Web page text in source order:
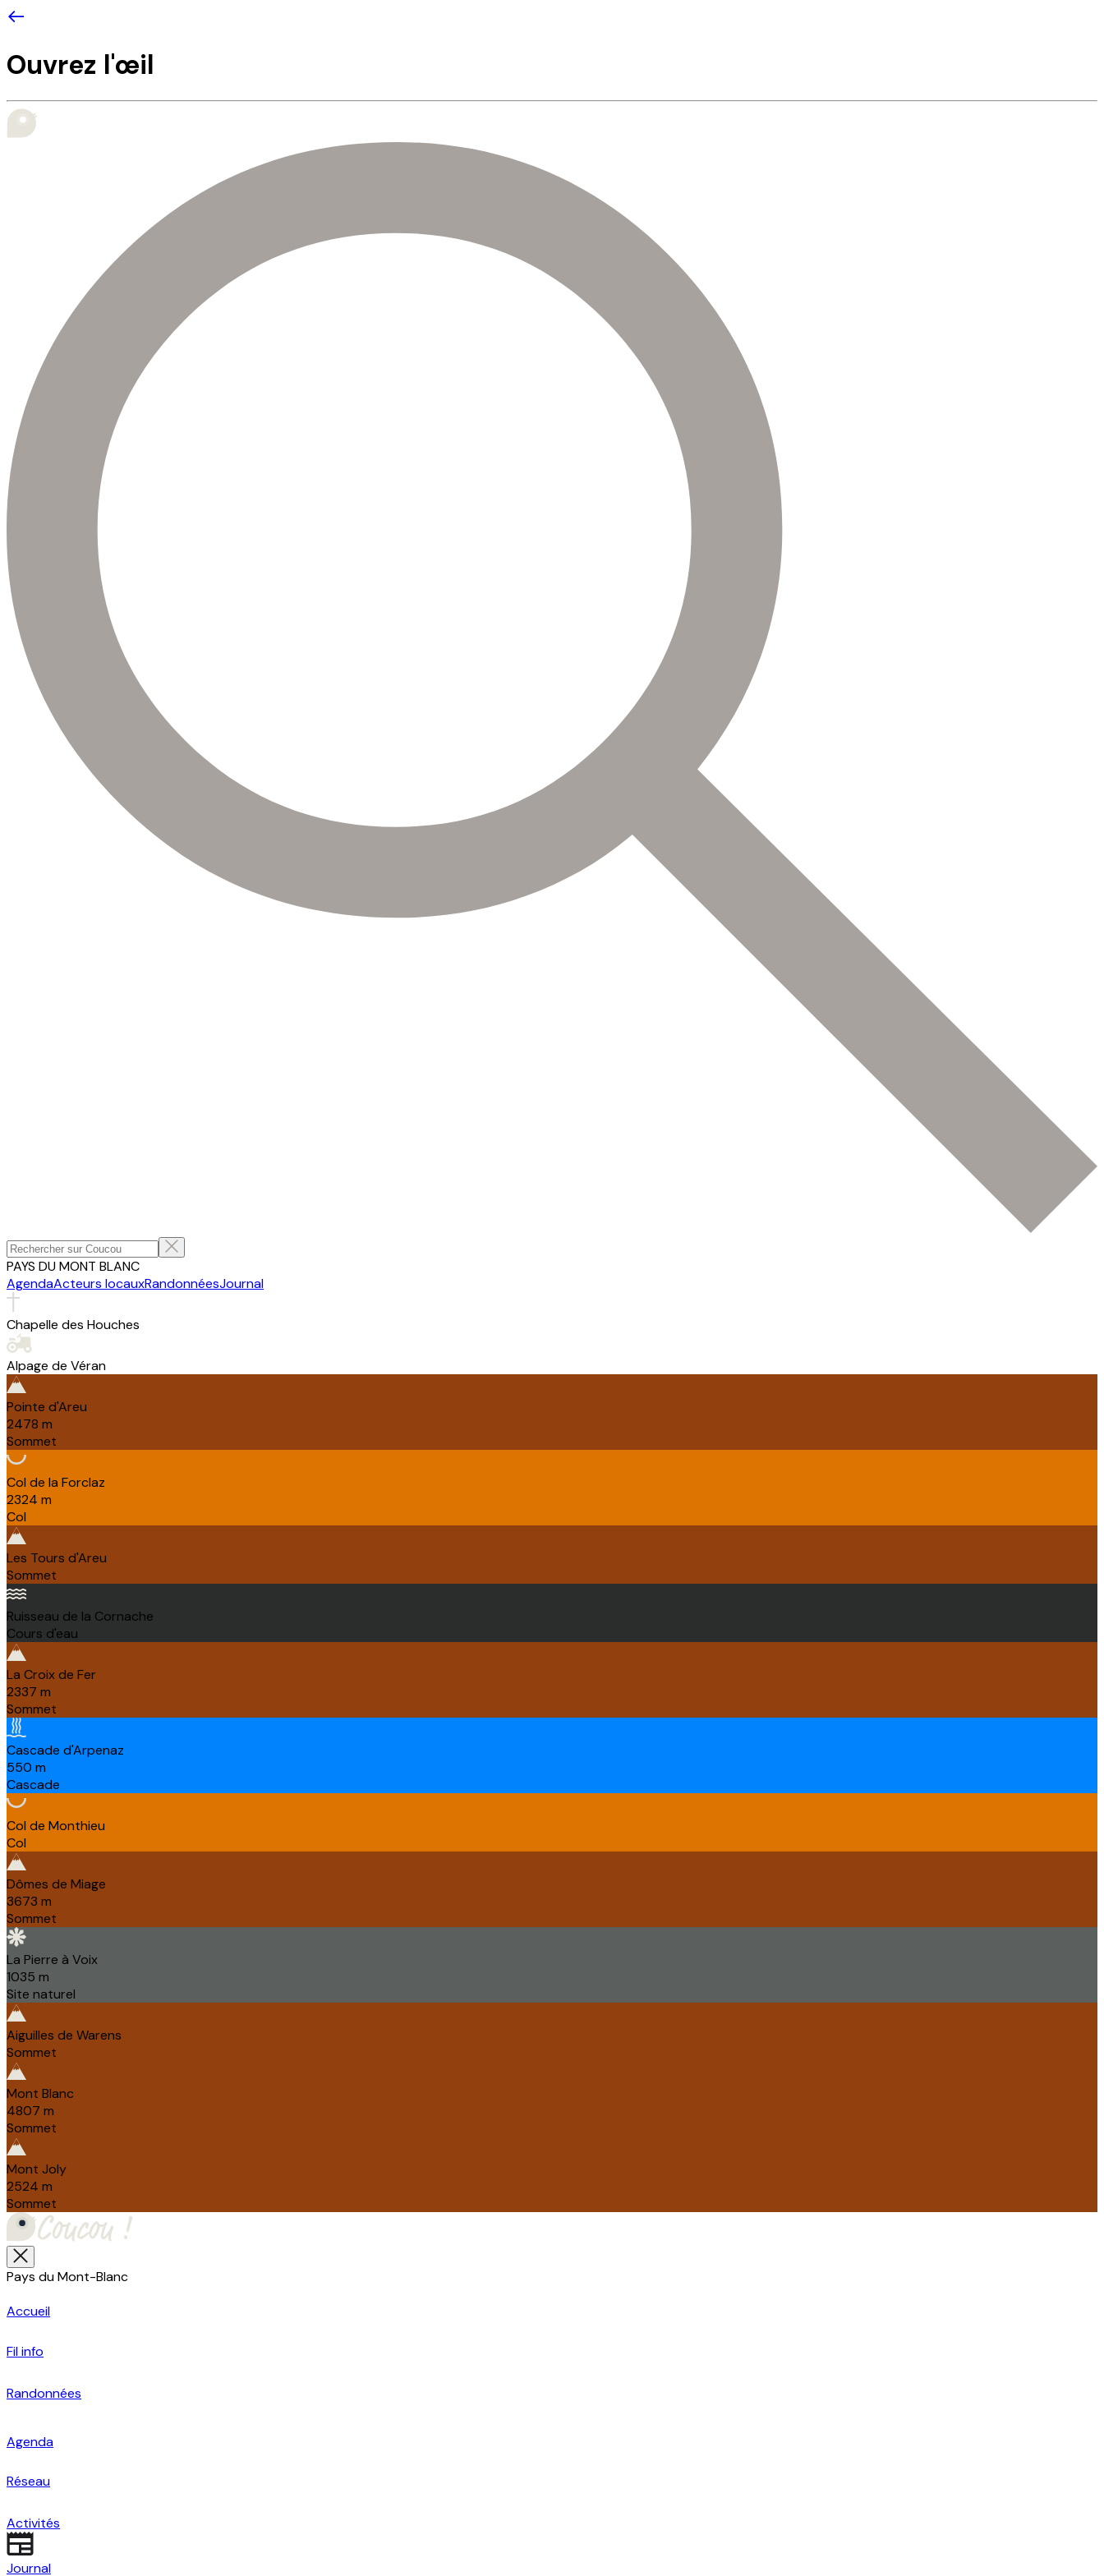
Ouvrez l'œil
PAYS DU MONT BLANC
AgendaActeurs locauxRandonnéesJournal
Chapelle des Houches
Alpage de Véran
Pointe d'Areu
2478 m
Sommet
Col de la Forclaz
2324 m
Col
Les Tours d'Areu
Sommet
Ruisseau de la Cornache
Cours d'eau
La Croix de Fer
2337 m
Sommet
Cascade d'Arpenaz
550 m
Cascade
Col de Monthieu
Col
Dômes de Miage
3673 m
Sommet
La Pierre à Voix
1035 m
Site naturel
Aiguilles de Warens
Sommet
Mont Blanc
4807 m
Sommet
Mont Joly
2524 m
Sommet
Pays du Mont-Blanc
Accueil
Fil info
Randonnées
Agenda
Réseau
Activités
Journal